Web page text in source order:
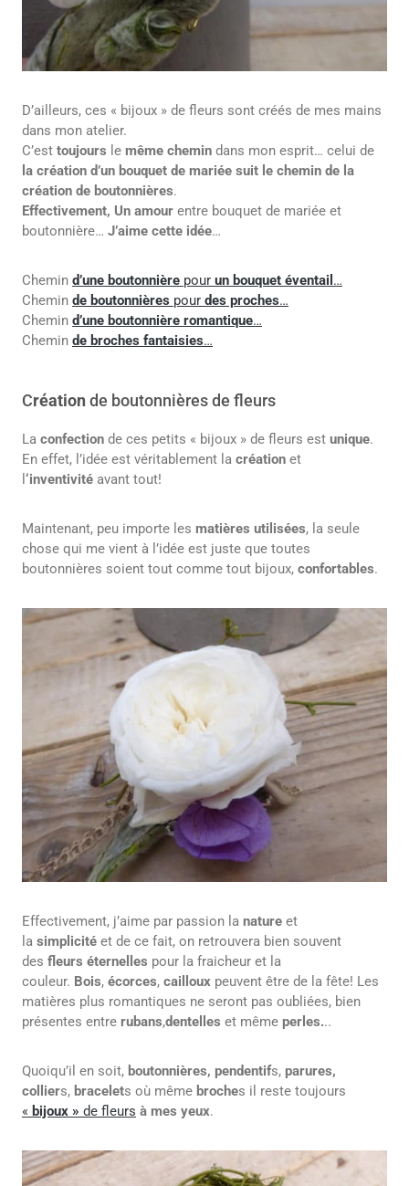
D’ailleurs, ces « bijoux » de fleurs sont créés de mes mains
dans mon atelier.
C’est toujours le même chemin dans mon esprit… celui de
la création d’un bouquet de mariée suit le chemin de la
création de boutonnières.
Effectivement, Un amour entre bouquet de mariée et
boutonnière… J’aime cette idée…
Chemin d’une boutonnière pour un bouquet éventail …
Chemin de boutonnières pour des proches…
Chemin d’une boutonnière romantique…
Chemin de broches fantaisies…
Créationde boutonnières de fleurs
La confection de ces petits « bijoux » de fleurs est unique.
En effet, l’idée est véritablement la création et
‘inventivité avant tout!
Maintenant, peu importe les matières utilisées, la seule
chose qui me vient à l’idée est juste que toutes
boutonnières soient tout comme tout bijoux, confortables.
Effectivement, j’aime par passion la nature et
la simplicité et de ce fait, on retrouvera bien souvent
des fleurs éternelles pour la fraicheur et la
couleur. Bois, écorces, cailloux peuvent être de la fête! Les
matières plus romantiques ne seront pas oubliées, bien
présentes entre rubans,dentelles et même perles...
Quoiqu’il en soit, boutonnières, pendentifs, parures,
colliers, bracelets où même broches il reste toujours
« bijoux » de fleurs à mes yeux.